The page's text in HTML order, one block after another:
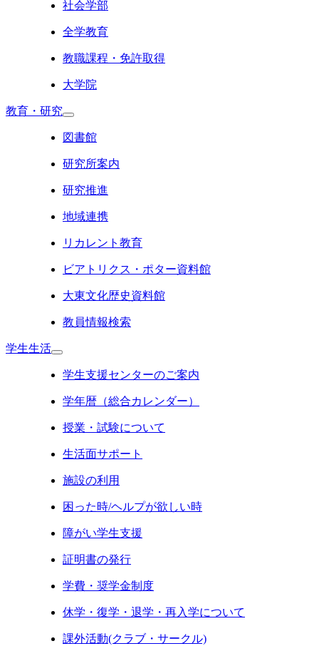
社会学部
全学教育
教職課程・免許取得
大学院
教育・研究
図書館
研究所案内
研究推進
地域連携
リカレント教育
ビアトリクス・ポター資料館
大東文化歴史資料館
教員情報検索
学生生活
学生支援センターのご案内
学年暦（総合カレンダー）
授業・試験について
生活面サポート
施設の利用
困った時/ヘルプが欲しい時
障がい学生支援
証明書の発行
学費・奨学金制度
休学・復学・退学・再入学について
課外活動(クラブ・サークル)